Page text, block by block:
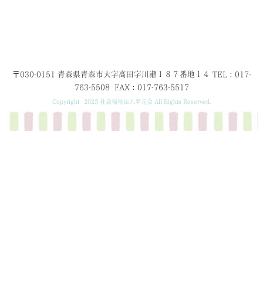
〒030-0151 青森県青森市大字高田字川瀬１８７番地１４ TEL：017-
763-5508 FAX：017-763-5517
Copyright© 2023 社会福祉法人平元会 All Rights Reserved.